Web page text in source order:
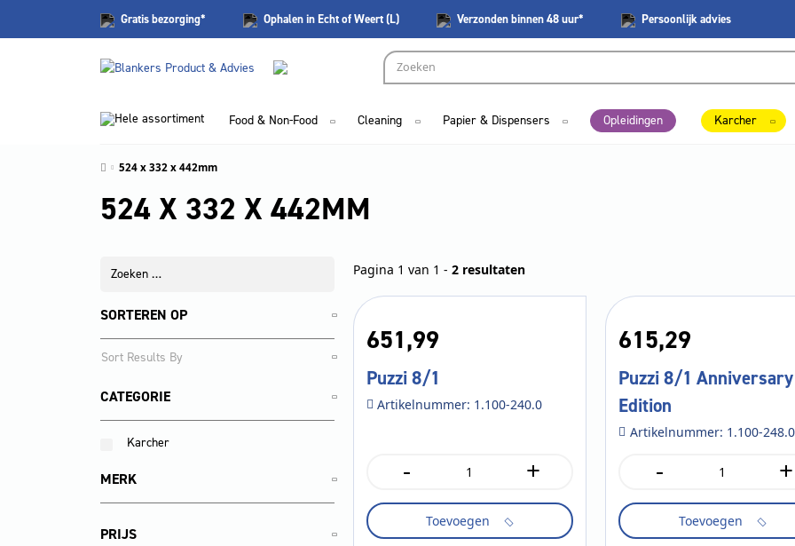
Gratisbezorging* Ophalen in Echt of Weert (L) Verzondenbinnen 48 uur* Persoonlijkadvies
Hele assortiment Food & Non-Food Cleaning Papier & Dispensers Opleidingen Karcher
524 x 332 x 442mm
524 X 332 X 442MM
SORTEREN OP
CATEGORIE
Karcher
MERK
PRIJS
Pagina 1 van 1 - 2 resultaten
651,99
Puzzi 8/1
Artikelnummer: 1.100-240.0
-
Puzzi
aantal
+
Toevoegen
615,29
Puzzi 8/1 Anniversary
Edition
Artikelnummer: 1.100-248.0
-
Puzzi
Anniversary
aantal
+
Toevoegen